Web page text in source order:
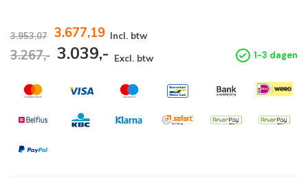
3.953,07 3.677,19 Incl. btw
3.267,- 3.039,- Excl. btw 1-3 dagen